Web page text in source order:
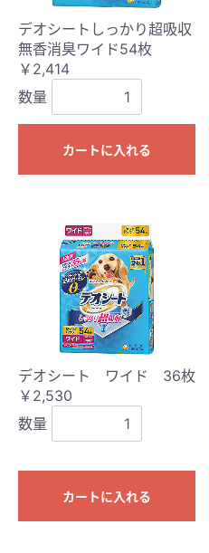
デオシートしっかり超吸収
無香消臭ワイド54枚
￥2,414
数量
カートに入れる
デオシート ワイド 36枚
￥2,530
数量
カートに入れる